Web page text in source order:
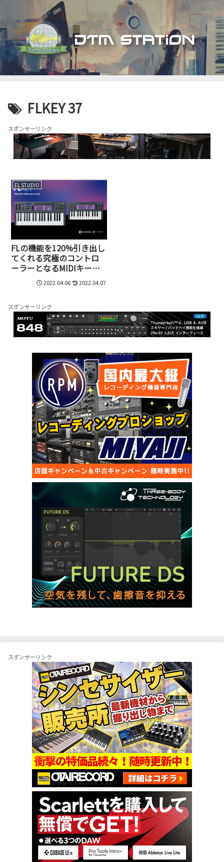
FLKEY 37
スポンサーリンク
FL STUDIO
FLの機能を120%引き出し
てくれる究極のコントロ
ーラーとなるMIDIキーボ
ード、FLKEY 37とFLKEY
miniが誕生2022.04.06 2022.04.07
スポンサーリンク
スポンサーリンク